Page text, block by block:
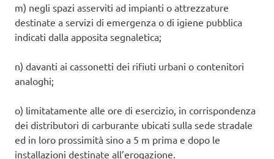
m) negli spazi asserviti ad impianti o attrezzature
destinate a servizi di emergenza o di igiene pubblica
indicati dalla apposita segnaletica;
n) davanti ai cassonetti dei rifiuti urbani o contenitori
analoghi;
o) limitatamente alle ore di esercizio, in corrispondenza
dei distributori di carburante ubicati sulla sede stradale
ed in loro prossimità sino a 5 m prima e dopo le
installazioni destinate all’erogazione.